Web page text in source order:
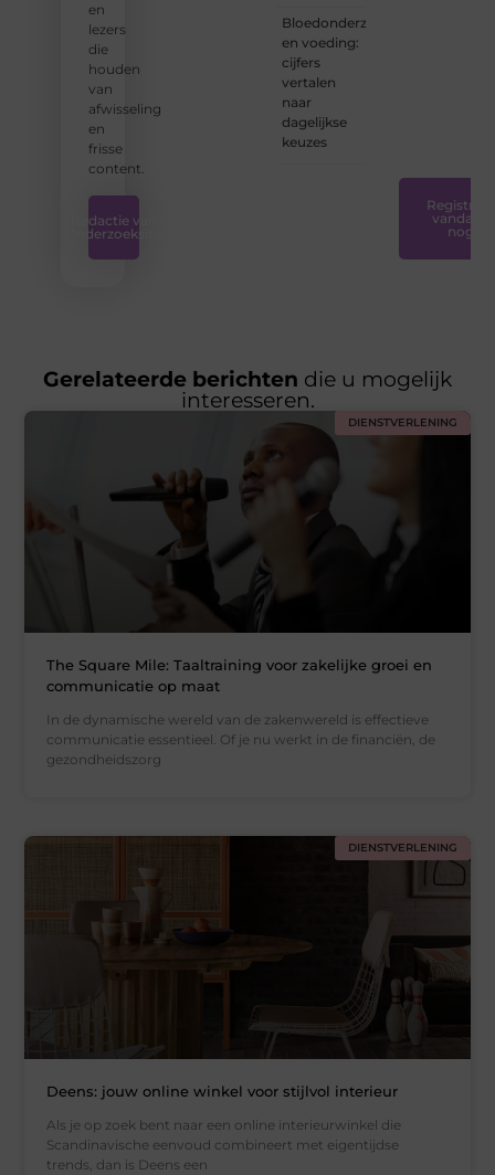
en
lezers
die
houden
van
afwisseling
en
frisse
content.
Redactie van
Onderzoeksite
Bloedonderzoek
en voeding:
cijfers
vertalen
naar
dagelijkse
keuzes
Registreer
vandaag
nog
Gerelateerde berichten die u mogelijk
interesseren.
DIENSTVERLENING
The Square Mile: Taaltraining voor zakelijke groei en
communicatie op maat
In de dynamische wereld van de zakenwereld is effectieve
communicatie essentieel. Of je nu werkt in de financiën, de
gezondheidszorg
DIENSTVERLENING
Deens: jouw online winkel voor stijlvol interieur
Als je op zoek bent naar een online interieurwinkel die
Scandinavische eenvoud combineert met eigentijdse
trends, dan is Deens een